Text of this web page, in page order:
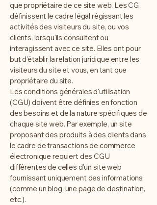
que propriétaire de ce site web. Les CG
définissent le cadre légal régissant les
activités des visiteurs du site, ou vos
clients, lorsqu'ils consultent ou
interagissent avec ce site. Elles ont pour
but d'établir la relation juridique entre les
visiteurs du site et vous, en tant que
propriétaire du site.
Les conditions générales d'utilisation
(CGU) doivent être définies en fonction
des besoins et de la nature spécifiques de
chaque site web. Par exemple, un site
proposant des produits à des clients dans
le cadre de transactions de commerce
électronique requiert des CGU
différentes de celles d'un site web
fournissant uniquement des informations
(comme un blog, une page de destination,
etc.).